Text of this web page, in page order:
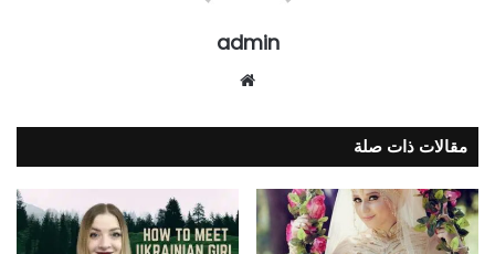
admin
مقالات ذات صلة